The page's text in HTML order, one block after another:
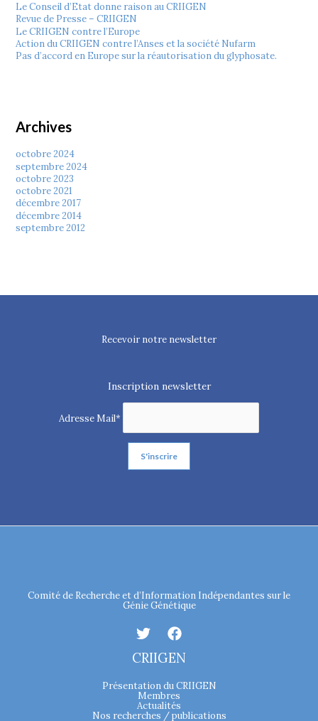
Le Conseil d’Etat donne raison au CRIIGEN
Revue de Presse – CRIIGEN
Le CRIIGEN contre l’Europe
Action du CRIIGEN contre l’Anses et la société Nufarm
Pas d’accord en Europe sur la réautorisation du glyphosate.
Archives
octobre 2024
septembre 2024
octobre 2023
octobre 2021
décembre 2017
décembre 2014
septembre 2012
Recevoir notre newsletter
Inscription newsletter
Adresse Mail*
Comité de Recherche et d’Information Indépendantes sur le
Génie Génétique
CRIIGEN
Présentation du CRIIGEN
Membres
Actualités
Nos recherches / publications